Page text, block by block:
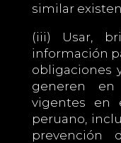
similar
(iii) Usar,
información
obligaciones
generen
vigentes en
peruano,
prevención